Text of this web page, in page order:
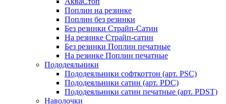
Поплин на резинке
Поплин без резинки
Без резинки Страйп-Сатин
На резинке Страйп-сатин
Без резинки Поплин печатные
На резинке Поплин печатные
Пододеяльники
Пододеяльники софткоттон (арт. PSC)
Пододеяльники сатин (арт. PDC)
Пододеяльники сатин печатные (арт. PDST)
Наволочки